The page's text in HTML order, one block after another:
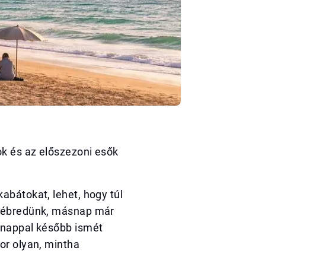
és az előszezoni esők
lehet, hogy túl
másnap már
később ismét
olyan, mintha